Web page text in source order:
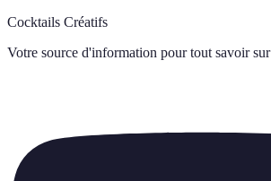
Cocktails Créatifs
Votre source d'information pour tout savoir sur